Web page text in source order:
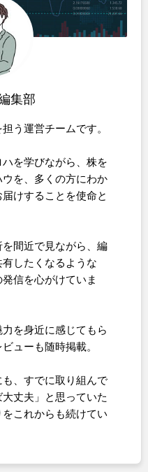
集部
う運営チームです。
を学びながら、株を
を、多くの方にわか
けすることを使命と
間近で見ながら、編
したくなるような
信を心がけていま
を身近に感じてもら
ューも随時掲載。
、すでに取り組んで
丈夫」と思っていた
これからも続けてい